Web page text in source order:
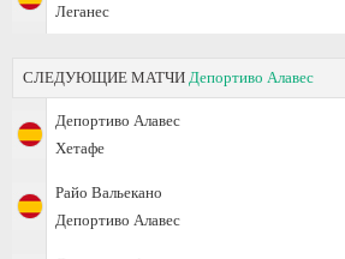
Леганес
СЛЕДУЮЩИЕ МАТЧИ Депортиво Алавес
Депортиво Алавес
Хетафе
Райо Вальекано
Депортиво Алавес